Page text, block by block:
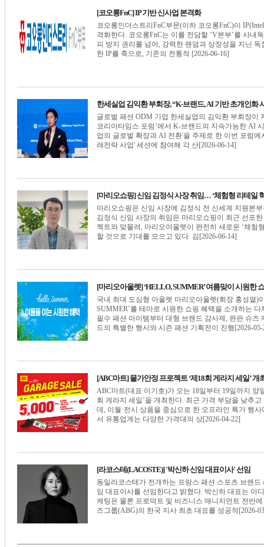
[코오롱FnC] IP 기반 신사업 본격화
코오롱인더스트리FnC부문(이하 코오롱FnC)이
격화한다. 코오롱FnC는 이를 전담할 ‘V본부’를 사내
피 방지 권리를 넘어, 강력한 팬덤과 상징성을 지닌
한 IP를 축으로, 기존의 전통적 [2026-06-16]
한세실업 김익환 부회장, “K-브랜드, AI 기반 초개인화
글로벌 패션 ODM 기업 한세실업의 김익환 부회장이
코리아타임스 포럼’에서 K-브랜드의 지속가능한 AI
업의 글로벌 확장과 AI 전환'을 주제로 한 이번 포럼
래전략 사업' 세션에 참여해 각 산[2026-06-14]
[마리오쇼핑] 신임 김정식 사장 취임… ‘체험형 리테일
마리오쇼핑은 신임 사장에 김정식 전 신세계 지원본
김정식 신임 사장의 취임은 마리오쇼핑이 최근 선포
젝트와 맞물려, 마리오아울렛이 완전히 새로운 ‘체험
할 것으로 기대를 모으고 있다. 김[2026-06-14]
[마리오아울렛] ‘HELLO, SUMMER’ 여름맞이 시원한
국내 최대 도심형 아울렛 마리오아울렛(회장 홍성열)
SUMMER’를 테마로 시원한 쇼핑 혜택을 소개하는
필수 패션 아이템부터 대형 브랜드 감사제, 완판 슈
드의 특별한 행사와 시즌 패션 기획전이 진행[2026-05-
[ABC마트] 물가안정 프로젝트 ‘제18회 게라지 세일’ 개
ABC마트(대표 이기호)가 오는 18일부터 19일까지 양
회 게라지 세일’을 개최한다. 최근 가격 부담을 낮추
데, 이월·전시 상품을 중심으로 한 오프라인 특가 행
서 유통업계는 다양한 가격대의 상[2026-04-22]
[라코스테(LACOSTE)] '박신하 신임 대표이사' 선임
동일라코스테가 전개하는 프랑스 패션 스포츠 브랜
임 대표이사를 선임한다고 밝혔다. 박신하 대표는 아
케팅은 물론 프로덕트 및 비즈니스 매니지먼트 전반
즈그룹(ABG)의 한국 지사 최초 대표를 성공적[2026-